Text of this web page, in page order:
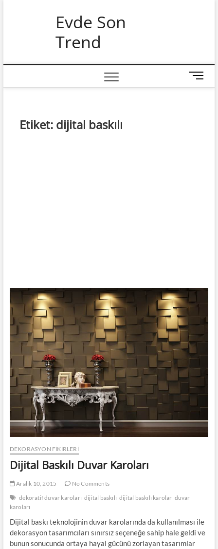
Evde Son
Trend
M
e
Etiket: dijital baskılı
DEKORASYON FİKİRLERİ
Dijital Baskılı Duvar Karoları
Aralık 10, 2015
No Comments
dekoratif duvar karoları dijital baskılı dijital baskılı karolar duvar
karoları
Dijital baskı teknolojinin duvar karolarında da kullanılması ile
dekorasyon tasarımcıları sınırsız seçeneğe sahip hale geldi ve
bunun sonucunda ortaya hayal gücünü zorlayan tasarımlar